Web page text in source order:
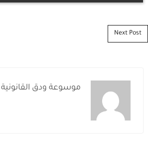
Post navigation
Next Post
موسوعة ودق القانونية